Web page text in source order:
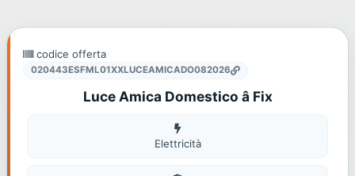
codice offerta
020443ESFML01XXLUCEAMICADO082026
Luce Amica Domestico â Fix
Elettricità
Elettricità